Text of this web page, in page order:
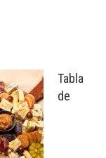
Tabla
de